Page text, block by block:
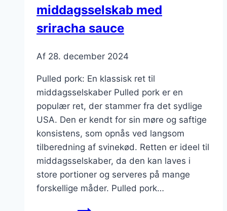
en
middagsselskab med
sriracha sauce
Af 28. december 2024
Pulled pork: En klassisk ret til
middagsselskaber Pulled pork er en
populær ret, der stammer fra det sydlige
USA. Den er kendt for sin møre og saftige
konsistens, som opnås ved langsom
tilberedning af svinekød. Retten er ideel til
middagsselskaber, da den kan laves i
store portioner og serveres på mange
forskellige måder. Pulled pork…